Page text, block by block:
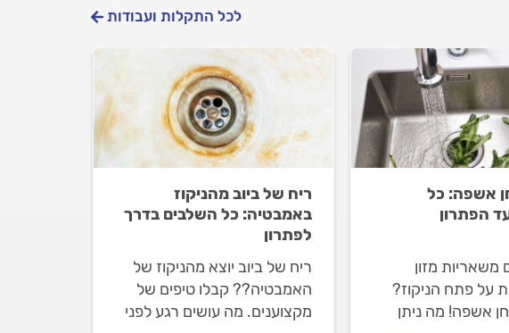
לכל התקלות ועבודות
אשפה: כל
הפתרון
מזון
על פתח הניקוז?
אשפה! מה ניתן
ריח של ביוב מהניקוז
באמבטיה: כל השלבים בדרך
לפתרון
ריח של ביוב יוצא מהניקוז של
האמבטיה?? קבלו טיפים של
מקצוענים. מה עושים רגע לפני